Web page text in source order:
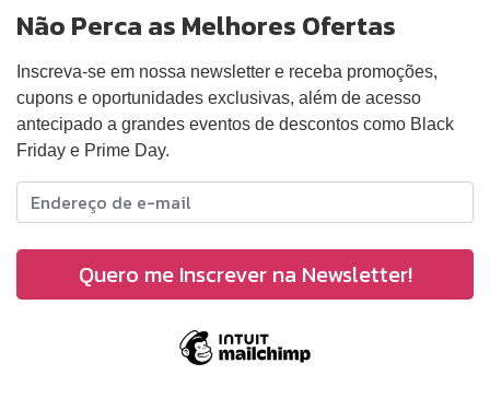
Não Perca as Melhores Ofertas
Inscreva-se em nossa newsletter e receba promoções,
cupons e oportunidades exclusivas, além de acesso
antecipado a grandes eventos de descontos como Black
Friday e Prime Day.